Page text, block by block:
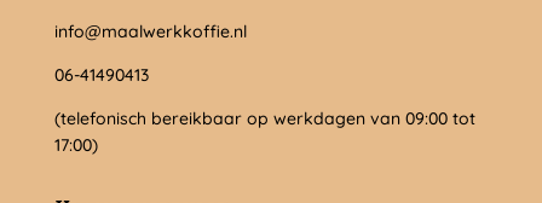
info@maalwerkkoffie.nl
06-41490413
(telefonisch bereikbaar op werkdagen van 09:00 tot
17:00)